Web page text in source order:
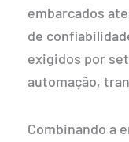
embarcados
de
exigidos por
automação,
Combinando a